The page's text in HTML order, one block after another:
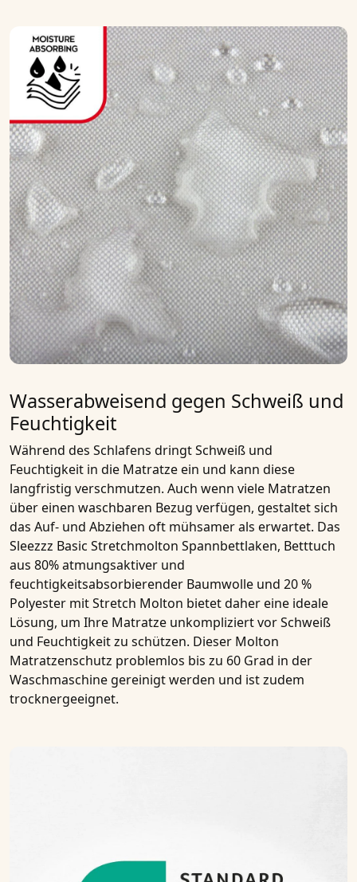
Wasserabweisend gegen Schweiß und
Feuchtigkeit
Während des Schlafens dringt Schweiß und
Feuchtigkeit in die Matratzeein und kann diese
langfristig verschmutzen. Auch wenn viele Matratzen
über einen waschbaren Bezug verfügen, gestaltet sich
das Auf- und Abziehen oft mühsamer als erwartet. Das
Sleezzz Basic Stretchmolton Spannbettlaken, Betttuch
aus 80% atmungsaktiver und
feuchtigkeitsabsorbierender Baumwolle und 20 %
Polyester mitStretch Molton bietet daher eine ideale
Lösung, um Ihre Matratze unkompliziert vor Schweiß
und Feuchtigkeit zu schützen. Dieser Molton
Matratzenschutz problemlos bis zu 60 Grad in der
Waschmaschine gereinigt werden und ist zudem
trocknergeeignet.